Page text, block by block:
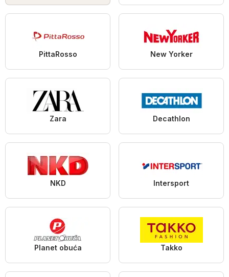
PittaRosso New Yorker
Zara Decathlon
NKD Intersport
Planet obuća Takko